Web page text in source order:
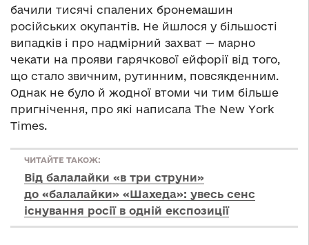
бачили тисячі спалених бронемашин
російських окупантів. Не йшлося у більшості
випадків і про надмірний захват — марно
чекати на прояви гарячкової ейфорії від того,
що стало звичним, рутинним, повсякденним.
Однак не було й жодної втоми чи тим більше
пригнічення, про які написала The New York
Times.
ЧИТАЙТЕ ТАКОЖ:
Від балалайки «в три струни»
до «балалайки» «Шахеда»: увесь сенс
існування росії в одній експозиції